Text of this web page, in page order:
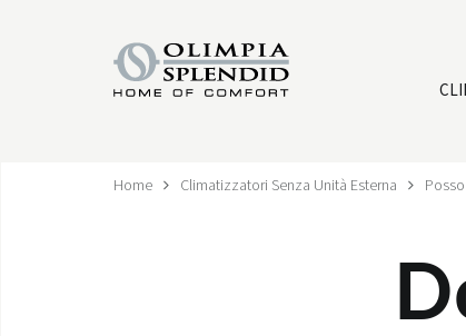
Home Climatizzatori Senza Unità Esterna